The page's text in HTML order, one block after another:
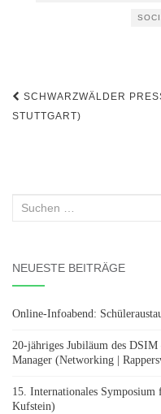
SCHWARZWÄLDER
STUTTGART)
Suchen
NEUESTE BEITRÄGE
Online-Infoabend:
20-jähriges Jubiläum des
Manager (Networking |
15. Internationales Symposium
Kufstein)